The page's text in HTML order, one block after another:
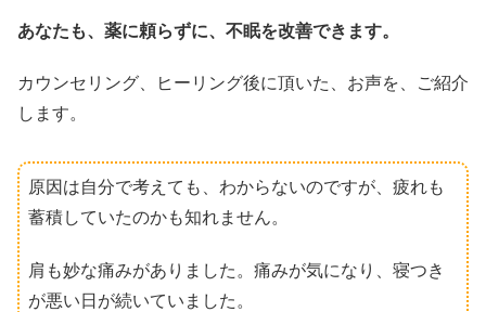
あなたも、薬に頼らずに、不眠を改善できます。
カウンセリング、ヒーリング後に頂いた、お声を、ご紹介
します。
原因は自分で考えても、わからないのですが、疲れも
蓄積していたのかも知れません。
肩も妙な痛みがありました。痛みが気になり、寝つき
が悪い日が続いていました。